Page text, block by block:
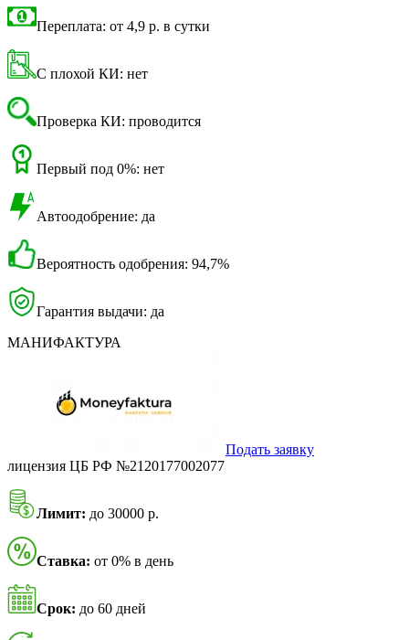
Переплата: от 4,9 р. в сутки
С плохой КИ: нет
Проверка КИ: проводится
Первый под 0%: нет
Автоодобрение: да
Вероятность одобрения: 94,7%
Гарантия выдачи: да
МАНИФАКТУРА
Подать заявку
лицензия ЦБ РФ №2120177002077
Лимит: до 30000 р.
Ставка: от 0% в день
Срок: до 60 дней